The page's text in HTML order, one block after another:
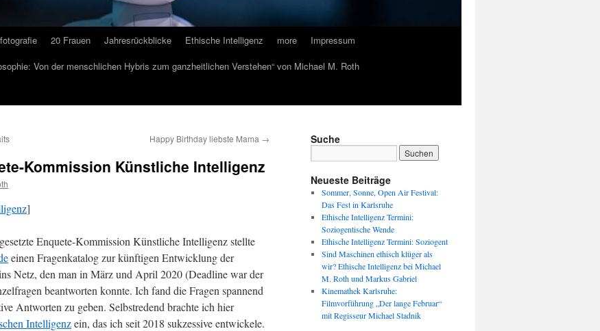
20 Frauen Jahresrückblicke Ethische Intelligenz more
Impressum
Von der menschlichen Hybris zum ganzheitlichen Verstehen“ von Michael M. Roth
Happy Birthday liebste Mama →
Kommission Künstliche Intelligenz
]
Enquete-Kommission Künstliche Intelligenz stellte
einen Fragenkatalog zur künftigen Entwicklung der
Netz, den man in März und April 2020 (Deadline war der
beantworten konnte. Ich fand die Fragen spannend
Antworten zu geben. Selbstredend brachte ich hier
Intelligenzein, das ich seit 2018 sukzessive entwickele.
Suche
Neueste Beiträge
Sommer, Sonne, Open Air Festival:
Das Fest in Karlsruhe
Ethische Intelligenz Termini:
Soziogentische Wende
Ethische Intelligenz Termini: Soziogent
Sind Maschinen ethisch klüger als
wir? Ethische Intelligenz bei Michael
M. Roth und Markus Gabriel
Kinemathek Karlsruhe:
Filmvorführung „Der lange Februar“
mit Regisseur Michael Stadnik